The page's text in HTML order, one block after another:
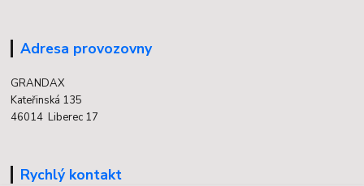
Adresa provozovny
GRANDAX
Kateřinská 135
46014 Liberec 17
Rychlý kontakt